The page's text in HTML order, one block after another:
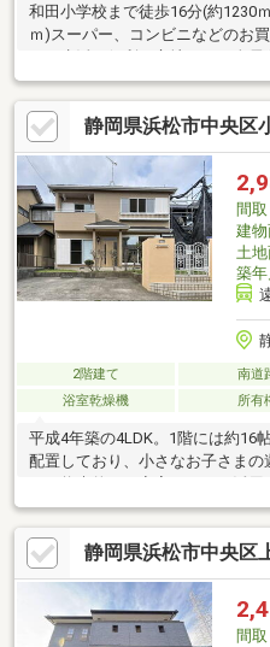
和田小学校まで徒歩16分(約1230
ｍ)スーパー、コンビニなどのお
LDKは広々約18帖、ご家族との
ゆったりとした家族団らんの時
り・クロス・フロアタイル・建具
リフォーム済みとなりますので
をスタートできます。見学予約
ださい。
静岡県浜松市中央区
間取
建
土
築年
2階建て 南道
浴室乾燥機
所有
平成4年築の4LDK。1階には約16
配置しており、小さなお子さま
え、ご家族それぞれの個室を確
ースも各居室に設けられており
嬉しいポイントです！
静岡県浜松市中央区
間取